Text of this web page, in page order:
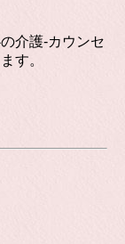
介護-カウンセ
す。